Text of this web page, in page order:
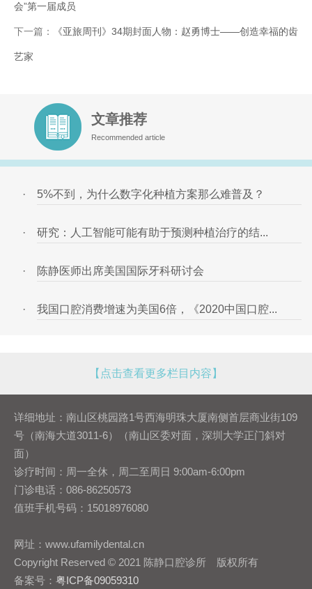
会”第一届成员
下一篇： 《亚旅周刊》34期封面人物：赵勇博士——创造幸福的齿
艺家
文章推荐
Recommended article
· 5%不到，为什么数字化种植方案那么难普及？
· 研究：人工智能可能有助于预测种植治疗的结...
· 陈静医师出席美国国际牙科研讨会
· 我国口腔消费增速为美国6倍，《2020中国口腔...
【点击查看更多栏目内容】
详细地址：南山区桃园路1号西海明珠大厦南侧首层商业街109
号（南海大道3011-6）（南山区委对面，深圳大学正门斜对
面）
诊疗时间：周一全休，周二至周日 9:00am-6:00pm
门诊电话：086-86250573
值班手机号码：15018976080
网址：www.ufamilydental.cn
Copyright Reserved © 2021 陈静口腔诊所 版权所有
备案号： 粤ICP备09059310